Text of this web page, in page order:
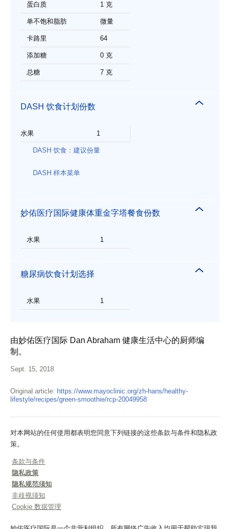
蛋白质 1 克
单不饱和脂肪 微量
卡路里 64
添加糖 0 克
总糖 7 克
DASH 饮食计划份数
水果 1
DASH 饮食：建议份量
DASH 样本菜单
妙佑医疗国际健康体重金字塔餐食份数
水果 1
糖尿病饮食计划选择
水果 1
由妙佑医疗国际 Dan Abraham 健康生活中心的厨师编
制。
Sept. 15, 2018
Original article: https://www.mayoclinic.org/zh-hans/healthy-
lifestyle/recipes/green-smoothie/rcp-20049958
对本网站的任何使用都表明您同意下列链接的这些条款与条件和隐私政
策。
条款与条件
隐私政策
隐私规范须知
非歧视须知
Cookie 数据管理